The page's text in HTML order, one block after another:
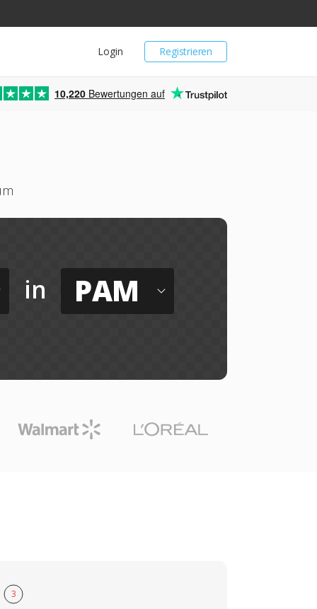
Registrieren
Login
10,220 Bewertungen auf
in PAM
3